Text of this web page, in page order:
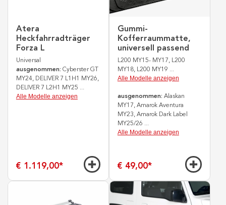
Atera
Heckfahrradträger
Forza L
Universal
ausgenommen: Cyberster GT
MY24, DELIVER 7 L1H1 MY26,
DELIVER 7 L2H1 MY25 ...
Alle Modelle anzeigen
€ 1.119,00*
Gummi-
Kofferraummatte,
universell passend
L200 MY15- MY17, L200
MY18, L200 MY19 ...
Alle Modelle anzeigen
ausgenommen: Alaskan
MY17, Amarok Aventura
MY23, Amarok Dark Label
MY25/26 ...
Alle Modelle anzeigen
€ 49,00*